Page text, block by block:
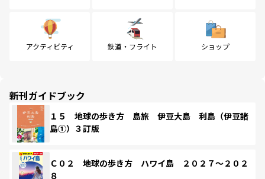
アクティビティ 鉄道・フライト ショップ
新刊ガイドブック
１５ 地球の歩き方 島旅 伊豆大島 利島（伊豆諸
島①）３訂版
Ｃ０２ 地球の歩き方 ハワイ島 ２０２７～２０２
８